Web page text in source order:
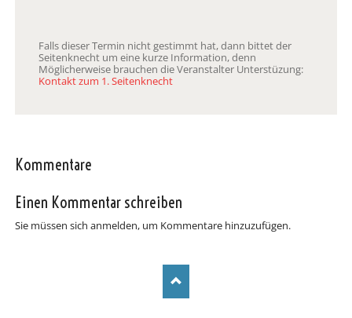
Falls dieser Termin nicht gestimmt hat, dann bittet der
Seitenknecht um eine kurze Information, denn
Möglicherweise brauchen die Veranstalter Unterstüzung:
Kontakt zum 1. Seitenknecht
Kommentare
Einen Kommentar schreiben
Sie müssen sich anmelden, um Kommentare hinzuzufügen.